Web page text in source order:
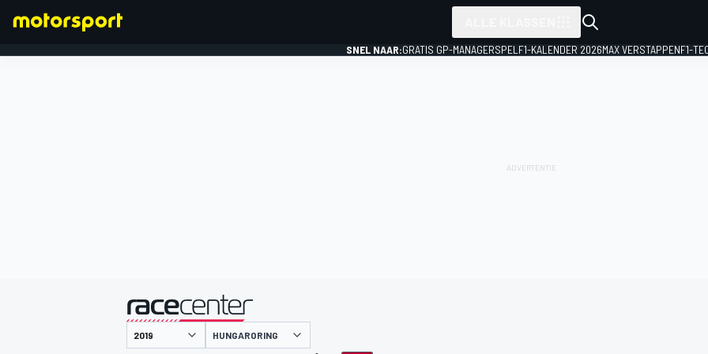
SNEL NAAR:GRATIS GP-MANAGERSPEL F1-KALENDER 2026MAX VERSTAPPENF1-
gepresenteerd door
HUNGARORING